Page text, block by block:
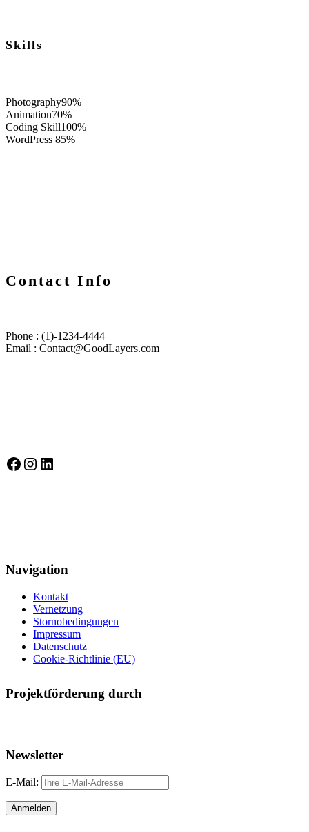
Skills
Photography90%
Animation70%
Coding Skill100%
WordPress 85%
Contact Info
Phone : (1)-1234-4444
Email : Contact@GoodLayers.com
Selbstbewusst auf Facebook
Instagram
LinkedIn
Navigation
Kontakt
Vernetzung
Stornobedingungen
Impressum
Datenschutz
Cookie-Richtlinie (EU)
Projektförderung durch
Newsletter
E-Mail: